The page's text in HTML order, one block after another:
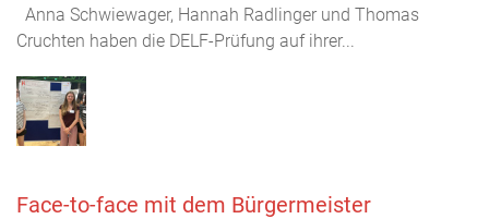
Anna Schwiewager, Hannah Radlinger und Thomas
Cruchten haben die DELF-Prüfung auf ihrer...
Face-to-face mit dem Bürgermeister